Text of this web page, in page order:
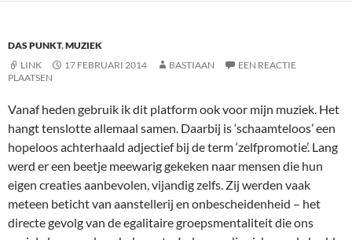
DAS PUNKT,MUZIEK
LINK
17 FEBRUARI 2014 BASTIAAN
EEN REACTIE
PLAATSEN
Vanaf heden gebruik ik dit platform ook voor mijn muziek. Het
hangt tenslotte allemaal samen. Daarbij is ‘schaamteloos’ een
hopeloos achterhaald adjectief bij de term ‘zelfpromotie’. Lang
werd er een beetje meewarig gekeken naar mensen die hun
eigen creaties aanbevolen, vijandig zelfs. Zij werden vaak
meteen beticht van aanstellerij en onbescheidenheid – het
directe gevolg van de egalitaire groepsmentaliteit die ons